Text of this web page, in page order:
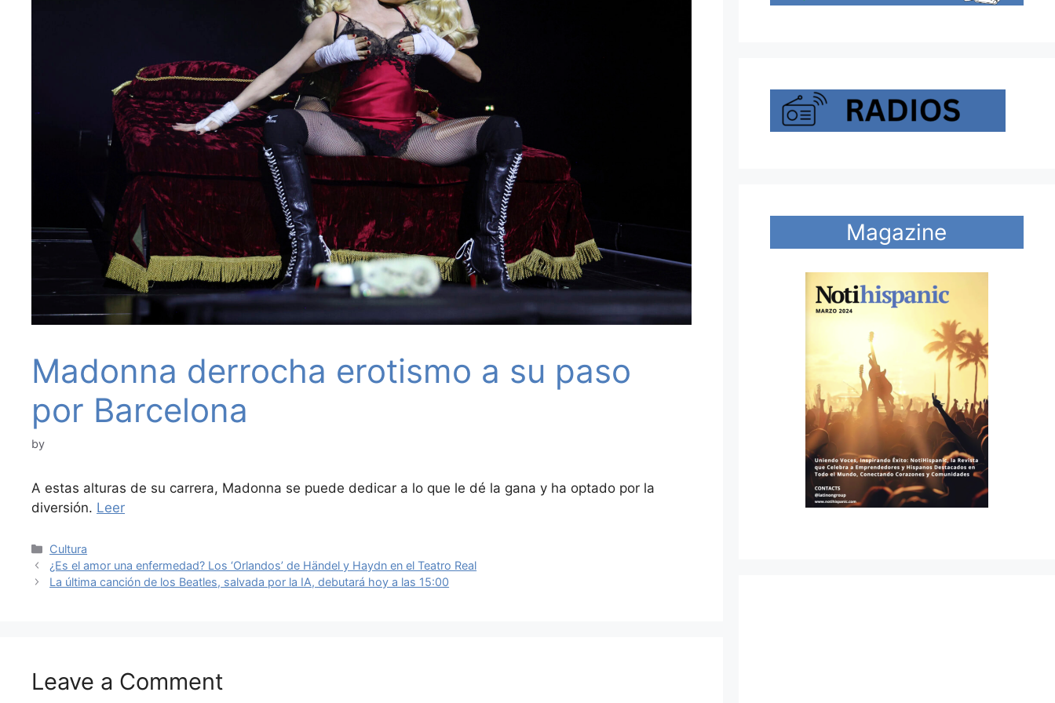
Madonna derrocha erotismo a su paso
por Barcelona
by
A estas alturas de su carrera, Madonna se puede dedicar a lo que le dé la gana y ha optado por la
diversión. Leer
Categories
Cultura
¿Es el amor una enfermedad? Los ‘Orlandos’ de Händel y Haydn en el Teatro Real
La última canción de los Beatles, salvada por la IA, debutará hoy a las 15:00
Leave a Comment
Magazine